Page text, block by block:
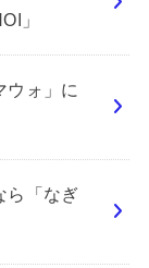
」
ウォ」に
ら「なぎ